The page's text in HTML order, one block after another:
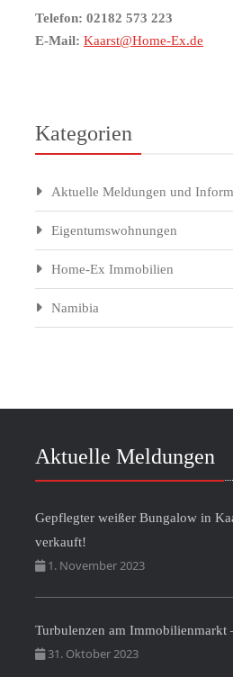
Telefon: 02182 573 223
E-Mail: Kaarst@Home-Ex.de
Kategorien
Aktuelle Meldungen und
Eigentumswohnungen
Home-Ex Immobilien
Namibia
Aktuelle Meldungen
Gepflegter weißer Bungalow in
verkauft!
1. November 2023
Turbulenzen am Immobilienmarkt
31. Oktober 2023